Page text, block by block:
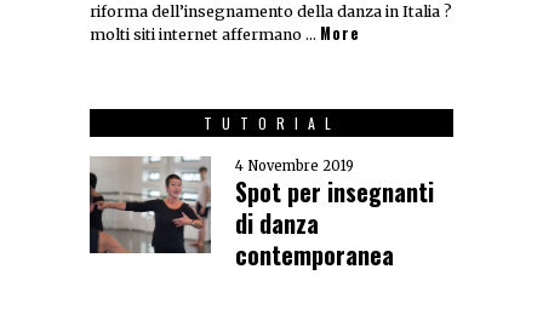
riforma dell’insegnamento della danza in Italia ?
molti siti internet affermano … More
TUTORIAL
4 Novembre 2019
Spot per insegnanti
di danza
contemporanea